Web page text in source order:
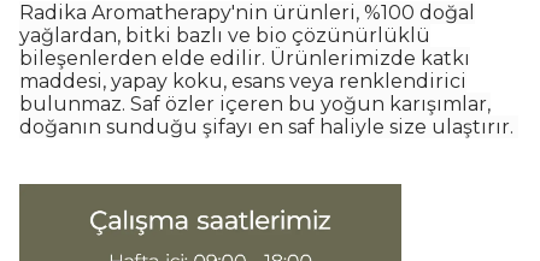
Radika Aromatherapy'nin ürünleri, %100 doğal
yağlardan, bitki bazlı ve bio çözünürlüklü
bileşenlerden elde edilir. Ürünlerimizde katkı
maddesi, yapay koku, esans veya renklendirici
bulunmaz. Saf özler içeren bu yoğun karışımlar,
doğanın sunduğu şifayı en saf haliyle size ulaştırır.